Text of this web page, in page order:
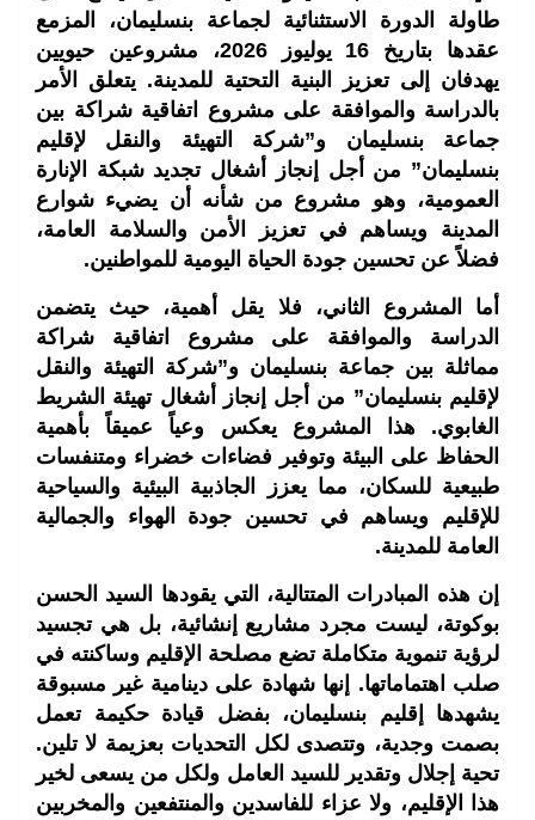
طاولة الدورة الاستثنائية لجماعة بنسليمان، المزمع
عقدها بتاريخ 16 يوليوز 2026، مشروعين حيويين
يهدفان إلى تعزيز البنية التحتية للمدينة. يتعلق الأمر
بالدراسة والموافقة على مشروع اتفاقية شراكة بين
جماعة بنسليمان و”شركة التهيئة والنقل لإقليم
بنسليمان” من أجل إنجاز أشغال تجديد شبكة الإنارة
العمومية، وهو مشروع من شأنه أن يضيء شوارع
المدينة ويساهم في تعزيز الأمن والسلامة العامة،
فضلاً عن تحسين جودة الحياة اليومية للمواطنين.
أما المشروع الثاني، فلا يقل أهمية، حيث يتضمن
الدراسة والموافقة على مشروع اتفاقية شراكة
مماثلة بين جماعة بنسليمان و”شركة التهيئة والنقل
لإقليم بنسليمان” من أجل إنجاز أشغال تهيئة الشريط
الغابوي. هذا المشروع يعكس وعياً عميقاً بأهمية
الحفاظ على البيئة وتوفير فضاءات خضراء ومتنفسات
طبيعية للسكان، مما يعزز الجاذبية البيئية والسياحية
للإقليم ويساهم في تحسين جودة الهواء والجمالية
العامة للمدينة.
إن هذه المبادرات المتتالية، التي يقودها السيد الحسن
بوكوتة، ليست مجرد مشاريع إنشائية، بل هي تجسيد
لرؤية تنموية متكاملة تضع مصلحة الإقليم وساكنته في
صلب اهتماماتها. إنها شهادة على دينامية غير مسبوقة
يشهدها إقليم بنسليمان، بفضل قيادة حكيمة تعمل
بصمت وجدية، وتتصدى لكل التحديات بعزيمة لا تلين.
تحية إجلال وتقدير للسيد العامل ولكل من يسعى لخير
هذا الإقليم، ولا عزاء للفاسدين والمنتفعين والمخربين